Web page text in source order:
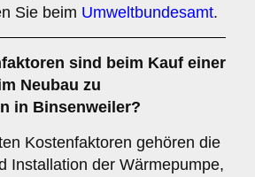
Sie beim Umweltbundesamt.
sind beim Kauf einer
Neubau zu
in Binsenweiler?
Kostenfaktoren gehören die
Installation der Wärmepumpe,